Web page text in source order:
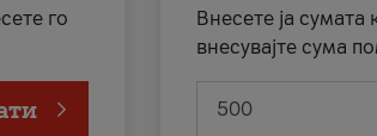
го
Внесете ја
внесувајте сума